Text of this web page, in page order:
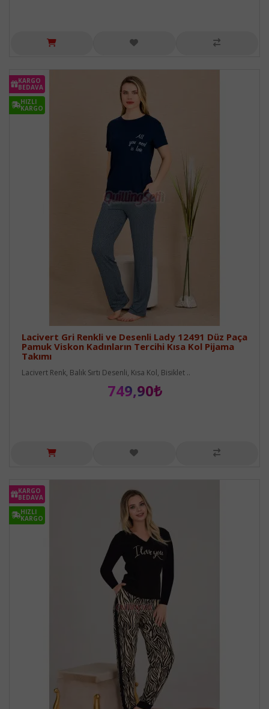
KARGO
BEDAVA
HIZLI
KARGO
Lacivert Gri Renkli ve Desenli Lady 12491 Düz Paça
Pamuk Viskon Kadınların Tercihi Kısa Kol Pijama
Takımı
Lacivert Renk, Balık Sırtı Desenli, Kısa Kol, Bisiklet ..
749,90₺
KARGO
BEDAVA
HIZLI
KARGO